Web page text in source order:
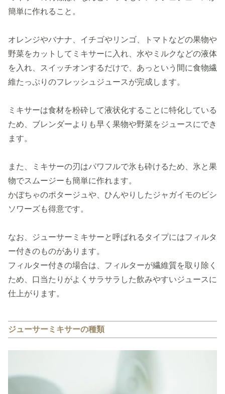
簡単に作れること。
オレンジやバナナ、イチゴやリンゴ、トマトなどの果物や
野菜をカットしてミキサーに入れ、水やミルクなどの液体
を入れ、スイッチオンするだけで、あっという間に食物繊
維たっぷりのフレッシュジュースが完成します。
ミキサーは食材を粉砕して液状化することに特化している
ため、ブレンダーよりも早く果物や野菜をジュースにでき
ます。
また、ミキサーの刃はパワフルで氷も砕けるため、氷と果
物でスムージーも簡単に作れます。
かぼちゃのポタージュや、ひんやりしたジャガイモのビシ
ソワーズも得意です。
なお、ジューサーミキサーと呼ばれるタイプにはフィルタ
ー付きのものがあります。
フィルター付きの場合は、フィルターが繊維質を取り除く
ため、口当たりがよくサラサラした飲みやすいジュースに
仕上がります。
ジューサーミキサーの種類